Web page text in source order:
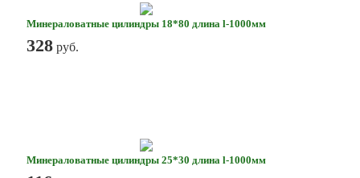
Минераловатные цилиндры 18*80 длина l-1000мм
328 руб.
Минераловатные цилиндры 25*30 длина l-1000мм